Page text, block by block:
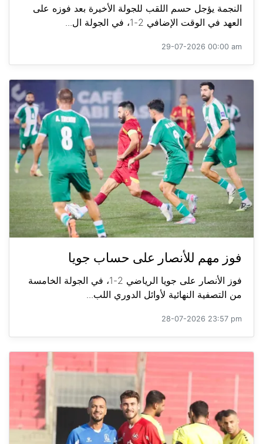
النجمة يؤجل حسم اللقب للجولة الأخيرة بعد فوزه على
العهد في الوقت الإضافي 2-1، في الجولة ال...
29-07-2026 00:00 am
فوز مهم للأنصار على حساب جويا
فوز الأنصار على جويا الرياضي 2-1، في الجولة الخامسة
من التصفية النهائية لأوائل الدوري اللب...
28-07-2026 23:57 pm